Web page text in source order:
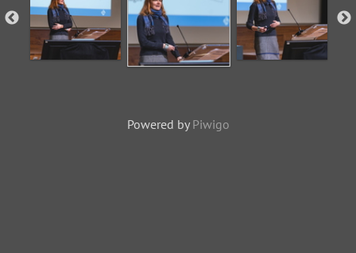
Powered by Piwigo